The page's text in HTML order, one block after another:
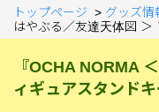
トップページ > グッズ情
はやぶる／友達天体図 ＞
『OCHA NORMA
ィギュアスタンドキ